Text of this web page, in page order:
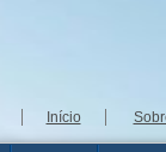
Início